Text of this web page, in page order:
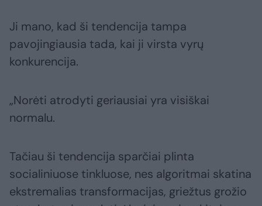
Ji mano, kad ši tendencija tampa
pavojingiausia tada, kai ji virsta vyrų
konkurencija.
„Norėti atrodyti geriausiai yra visiškai
normalu.
Tačiau ši tendencija sparčiai plinta
socialiniuose tinkluose, nes algoritmai skatina
ekstremalias transformacijas, griežtus grožio